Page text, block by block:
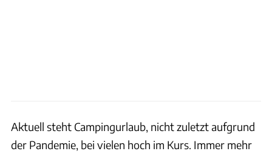
Aktuell steht Campingurlaub, nicht zuletzt aufgrund
der Pandemie, bei vielen hoch im Kurs. Immer mehr